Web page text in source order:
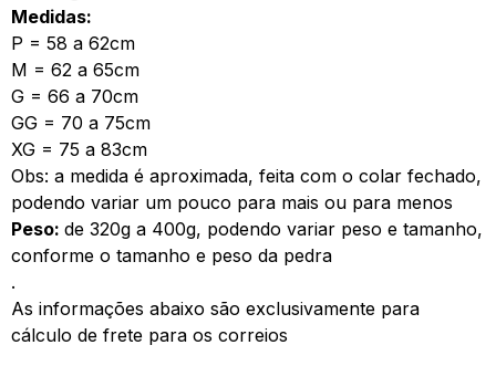
Medidas:
P = 58 a 62cm
M = 62 a 65cm
G = 66 a 70cm
GG = 70 a 75cm
XG = 75 a 83cm
Obs: a medida é aproximada, feita com o colar fechado,
podendo variar um pouco para mais ou para menos
Peso: de 320g a 400g, podendo variar peso e tamanho,
conforme o tamanho e peso da pedra
.
As informações abaixo são exclusivamente para
cálculo de frete para os correios